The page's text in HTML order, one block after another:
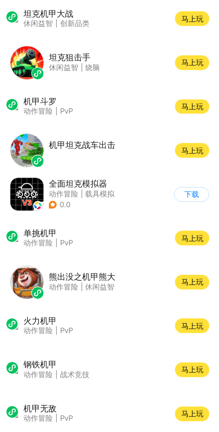
坦克机甲大战
休闲益智 创新品类
马上玩
坦克狙击手
休闲益智 烧脑
马上玩
机甲斗罗
动作冒险 PvP
马上玩
机甲坦克战车出击
马上玩
全面坦克模拟器
动作冒险
载具模拟
| 坦克
0.0
下载
单挑机甲
动作冒险 PvP
马上玩
熊出没之机甲熊大
动作冒险 休闲益智
马上玩
火力机甲
动作冒险 PvP
马上玩
钢铁机甲
动作冒险 战术竞技
马上玩
机甲无敌
动作冒险 PvP
马上玩